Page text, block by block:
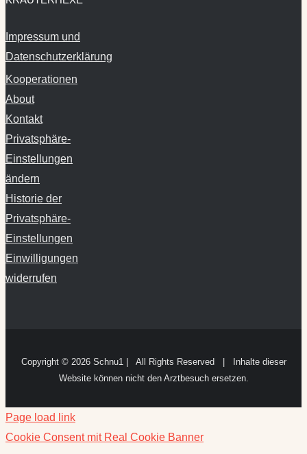
Impressum und
Datenschutzerklärung
Kooperationen
About
Kontakt
Privatsphäre-
Einstellungen
ändern
Historie der
Privatsphäre-
Einstellungen
Einwilligungen
widerrufen
Copyright © 2026 Schnu1 | All Rights Reserved | Inhalte dieser
Website können nicht den Arztbesuch ersetzen.
Page load link
Cookie Consent mit Real Cookie Banner